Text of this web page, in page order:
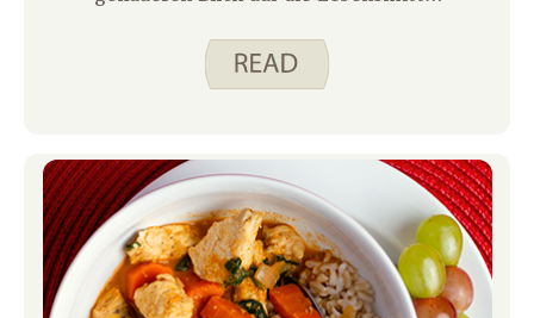
unsere persönlichen Gesundheitsziele
unterstützen. Wie Justine letzte Woche
wichtige Rolle bei der Pflege unseres
Körpers und Herzens.